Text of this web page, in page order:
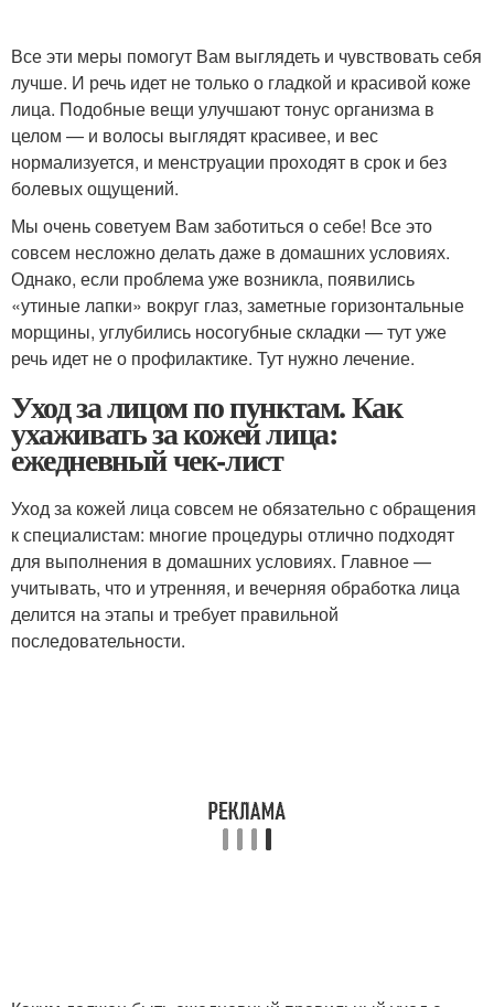
Все эти меры помогут Вам выглядеть и чувствовать себя
лучше. И речь идет не только о гладкой и красивой коже
лица. Подобные вещи улучшают тонус организма в
целом — и волосы выглядят красивее, и вес
нормализуется, и менструации проходят в срок и без
болевых ощущений.
Мы очень советуем Вам заботиться о себе! Все это
совсем несложно делать даже в домашних условиях.
Однако, если проблема уже возникла, появились
«утиные лапки» вокруг глаз, заметные горизонтальные
морщины, углубились носогубные складки — тут уже
речь идет не о профилактике. Тут нужно лечение.
Уход за лицом по пунктам. Как
ухаживать за кожей лица:
ежедневный чек-лист
Уход за кожей лица совсем не обязательно с обращения
к специалистам: многие процедуры отлично подходят
для выполнения в домашних условиях. Главное —
учитывать, что и утренняя, и вечерняя обработка лица
делится на этапы и требует правильной
последовательности.